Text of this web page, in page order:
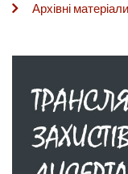
Архівні матеріали